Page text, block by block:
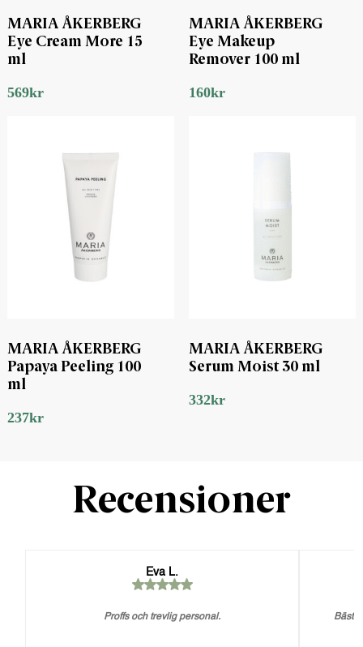
MARIA ÅKERBERG
Eye Cream More 15
ml
569kr
MARIA ÅKERBERG
Eye Makeup
Remover 100 ml
160kr
MARIA ÅKERBERG
Papaya Peeling 100
ml
237kr
MARIA ÅKERBERG
Serum Moist 30 ml
332kr
Recensioner
Eva L.
Proffs och trevlig personal. Bästa